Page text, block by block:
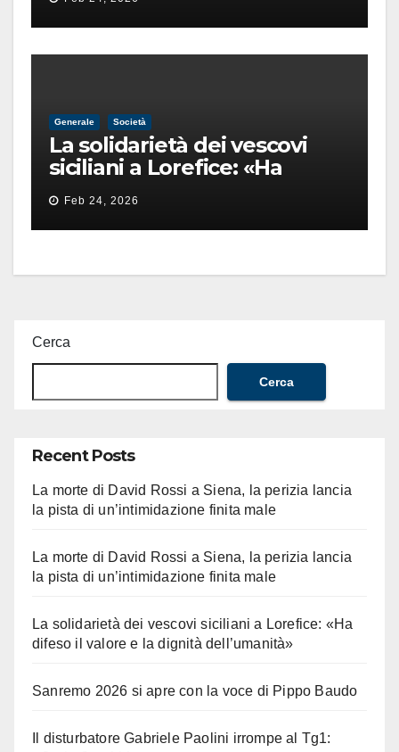
finita male
Generale Società
La solidarietà dei vescovi
siciliani a Lorefice: «Ha
difeso il valore e la dignità
dell’umanità»
Feb 24, 2026
Cerca
Cerca
Recent Posts
La morte di David Rossi a Siena, la perizia lancia
la pista di un’intimidazione finita male
La morte di David Rossi a Siena, la perizia lancia
la pista di un’intimidazione finita male
La solidarietà dei vescovi siciliani a Lorefice: «Ha
difeso il valore e la dignità dell’umanità»
Sanremo 2026 si apre con la voce di Pippo Baudo
Il disturbatore Gabriele Paolini irrompe al Tg1: